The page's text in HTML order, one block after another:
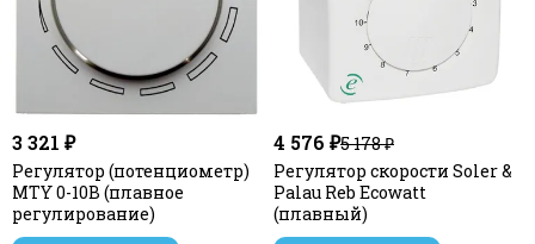
3 321 ₽
Регулятор (потенциометр)
MTY 0-10B (плавное
регулирование)
4 576 ₽5 178 ₽
Регулятор скорости Soler &
Palau Reb Ecowatt
(плавный)